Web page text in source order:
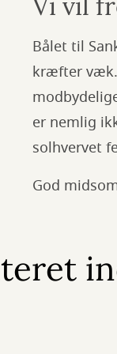
Bålet til
kræfter væk.
er nemlig
solhvervet
God